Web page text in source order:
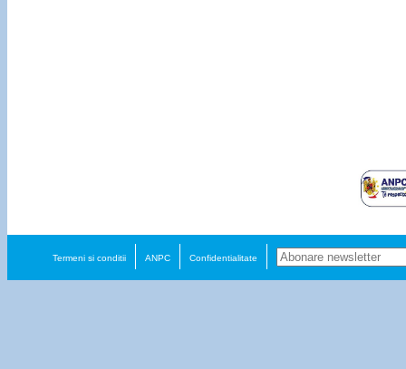
Termeni si conditii ANPC Confidentialitate